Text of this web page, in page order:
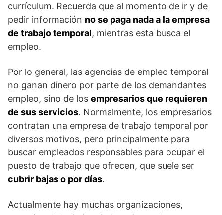
currículum. Recuerda que al momento de ir y de
pedir información no se paga nada a la empresa
de trabajo temporal, mientras esta busca el
empleo.
Por lo general, las agencias de empleo temporal
no ganan dinero por parte de los demandantes
empleo, sino de los empresarios que requieren
de sus servicios. Normalmente, los empresarios
contratan una empresa de trabajo temporal por
diversos motivos, pero principalmente para
buscar empleados responsables para ocupar el
puesto de trabajo que ofrecen, que suele ser
cubrir bajas o por días.
Actualmente hay muchas organizaciones,